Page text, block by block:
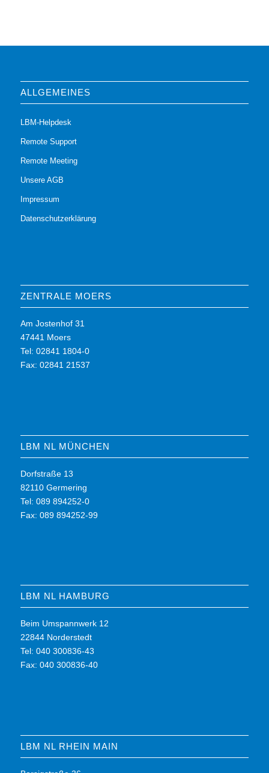
ALLGEMEINES
LBM-Helpdesk
Remote Support
Remote Meeting
Unsere AGB
Impressum
Datenschutzerklärung
ZENTRALE MOERS
Am Jostenhof 31
47441 Moers
Tel: 02841 1804-0
Fax: 02841 21537
LBM NL MÜNCHEN
Dorfstraße 13
82110 Germering
Tel: 089 894252-0
Fax: 089 894252-99
LBM NL HAMBURG
Beim Umspannwerk 12
22844 Norderstedt
Tel: 040 300836-43
Fax: 040 300836-40
LBM NL RHEIN MAIN